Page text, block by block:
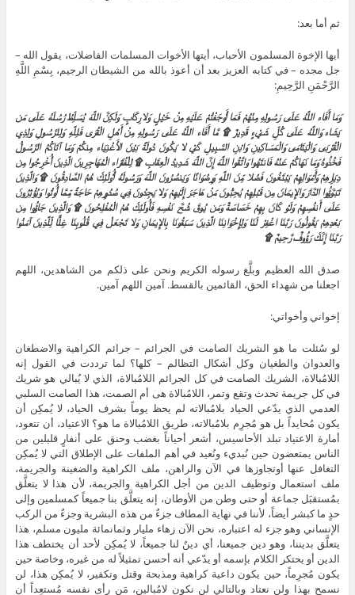
ثم أما بعد:
أيها الإخوة المسلمون الأحباب، أيتها الأخوات المسلمات الفاضلات، يقول الله –
جل مجده – في كتابه العزيز بعد أن أعوذ بالله من الشيطان الرجيم، بِسْمِ اللَّهِ
الرَّحْمَنِ الرَّحِيمِ:
وَمَا أَفَاء اللَّهُ عَلَى رَسُولِهِ مِنْهُمْ فَمَا أَوْجَفْتُمْ عَلَيْهِ مِنْ خَيْلٍ وَلا رِكَابٍ وَلَكِنَّ اللَّهَ يُسَلِّطُ رُسُلَهُ عَلَى مَن
يَشَاء وَاللَّهُ عَلَى كُلِّ شَيْءٍ قَدِيرٌ ۩ مَّا أَفَاء اللَّهُ عَلَى رَسُولِهِ مِنْ أَهْلِ الْقُرَى فَلِلَّهِ وَلِلرَّسُولِ وَلِذِي
الْقُرْبَى وَالْيَتَامَى وَالْمَسَاكِينِ وَابْنِ السَّبِيلِ كَيْ لا يَكُونَ دُولَةً بَيْنَ الأَغْنِيَاء مِنكُمْ وَمَا آتَاكُمُ الرَّسُولُ
فَخُذُوهُ وَمَا نَهَاكُمْ عَنْهُ فَانتَهُوا وَاتَّقُوا اللَّهَ إِنَّ اللَّهَ شَدِيدُ الْعِقَابِ ۩ لِلْفُقَرَاء الْمُهَاجِرِينَ الَّذِينَ أُخْرِجُوا مِن
دِيَارِهِمْ وَأَمْوَالِهِمْ يَبْتَغُونَ فَضْلا مِّنَ اللَّهِ وَرِضْوَانًا وَيَنصُرُونَ اللَّهَ وَرَسُولَهُ أُوْلَئِكَ هُمُ الصَّادِقُونَ ۩ وَالَّذِينَ
تَبَوَّؤُوا الدَّارَ وَالإِيمَانَ مِن قَبْلِهِمْ يُحِبُّونَ مَنْ هَاجَرَ إِلَيْهِمْ وَلا يَجِدُونَ فِي صُدُورِهِمْ حَاجَةً مِّمَّا أُوتُوا وَيُؤْثِرُونَ
عَلَى أَنفُسِهِمْ وَلَوْ كَانَ بِهِمْ خَصَاصَةٌ وَمَن يُوقَ شُحَّ نَفْسِهِ فَأُولَئِكَ هُمُ الْمُفْلِحُونَ ۩ وَالَّذِينَ جَاؤُوا مِن
بَعْدِهِمْ يَقُولُونَ رَبَّنَا اغْفِرْ لَنَا وَلِإِخْوَانِنَا الَّذِينَ سَبَقُونَا بِالإِيمَانِ وَلا تَجْعَلْ فِي قُلُوبِنَا غِلًّا لِّلَّذِينَ آمَنُوا
رَبَّنَا إِنَّكَ رَؤُوفٌ رَّحِيمٌ۩
صدق الله العظيم وبلَّغ رسوله الكريم ونحن على ذلكم من الشاهدين، اللهم
اجعلنا من شهداء الحق، القائمين بالقسط. آمين اللهم آمين.
إخواني وأخواتي:
لو سُئلت ما هو الشريك الصامت في الجرائم – جرائم الكراهية والاضطغان
والعدوان والطغيان وكل أشكال التظالم – كلها؟ لما ترددت في القول إنه
اللامُبالاة، الشريك الصامت في كل الجرائم اللامُبالاة، الذي لا يُبالي هو شريك
في كل جريمة تحدث وتقع وتمر، اللامُبالاة هى أم الصمت، هذا الصامت السلبي
العدمي الذي يدّعي الحياد بلامُبالاته لم يحظ يوماً بشرف الحياد، لا يُمكِن أن
يكون مُحايداً بل هو مُجرِم بلامُبالاته، طريق اللامُبالاة ما هو؟ الاعتياد، أن تتعود،
أمارة الاعتياد تبلد الأحاسيس، أشعر أحياناً بغضب وحنق على أنفارٍ قليلين من
الناس يمتعضون حين نُبديء ونُعيد في أهم الملفات على الإطلاق التي لا يُمكِن
التغافل عنها أوتجاوزها في الآن والراهن، ملف الكراهية والضغينة والجريمة،
ملف استعمال وتوظيف الدين من أجل الكراهية والجريمة، لأن هذا لا يتعلَّق
بمُستقبَل جماعة أو حتى وطن من الأوطان، إنه يتعلَّق بنا جميعاً كمسلمين وإلى
حدٍ ما كبشر أيضاً، لأننا في نهاية المطاف جزءٌ من هذه البشرية وجزءٌ من الركب
الإنساني وهو جزء له اعتباره، نحن الآن زهاء مليار وثمانمائة مليون مسلم، هذا
يتعلَّق بديننا، وهو دين جميعنا، أي دينٌ لنا جميعاً، لا يُمكِن لأحد أن يختطف هذا
الدين أو يحتكر الكلام بإسمه أو يدّعي أنه أحسن تمثيلاً له من غيره، وخاصة حين
يكون مُجرِماً، حين يكون داعية كراهية ومذبحة وقتل وتكفير، لا يُمكِن هذا، لن
نسمح بهذا ولن نعتاد وبالتالي لن نكون لامُبالين، مَن رأى نفسه مُستعِداً أن